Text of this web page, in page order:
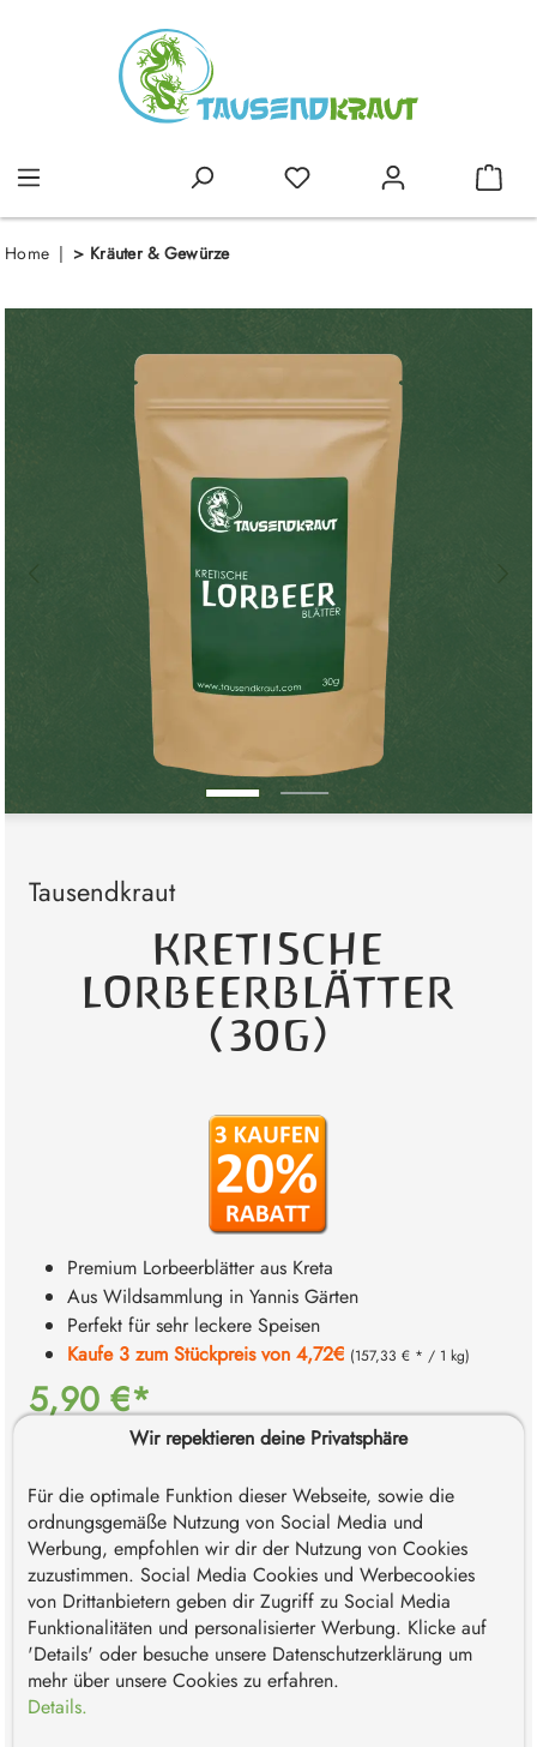
Home > Kräuter & Gewürze
Bildergalerie überspringen
Tausendkraut
KRETISCHE
LORBEERBLÄTTER
(30G)
Premium Lorbeerblätter aus Kreta
Aus Wildsammlung in Yannis Gärten
Perfekt für sehr leckere Speisen
Kaufe 3 zum Stückpreis von 4,72€ (157,33 € * / 1 kg)
5,90 €*(196,67 €* / 1 kg)
*Preise inkl. MwSt. zzgl. Versandkosten. Versandkostenfrei
- Schweiz ab 119€.
Sofort verfügbar, Lieferzeit: 1-3 Werktage
Produkt Anzahl: Gib den gewünschten
Wir repektieren deine Privatsphäre
Für die optimale Funktion dieser Webseite, sowie die
ordnungsgemäße Nutzung von Social Media und
Werbung, empfohlen wir dir der Nutzung von Cookies
zuzustimmen. Social Media Cookies und Werbecookies
von Drittanbietern geben dir Zugriff zu Social Media
Funktionalitäten und personalisierter Werbung. Klicke auf
'Details' oder besuche unsere Datenschutzerklärung um
mehr über unsere Cookies zu erfahren.
Details.